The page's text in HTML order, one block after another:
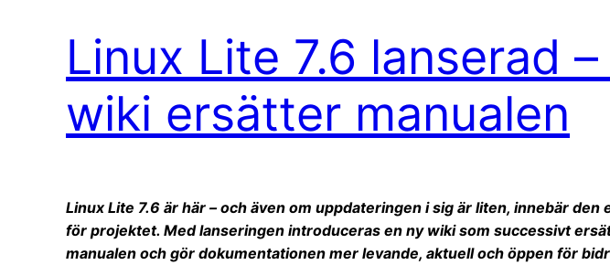
Linux Lite 7.6 lanserad
wiki ersätter manualen
Linux Lite 7.6 är här – och även om uppdateringen i sig är liten, innebär
för projektet. Med lanseringen introduceras en ny wiki som successivt
manualen och gör dokumentationen mer levande, aktuell och öppen för